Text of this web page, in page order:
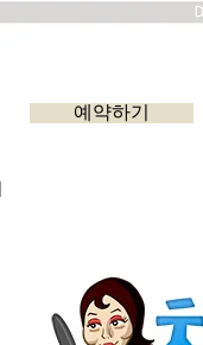
예약하기